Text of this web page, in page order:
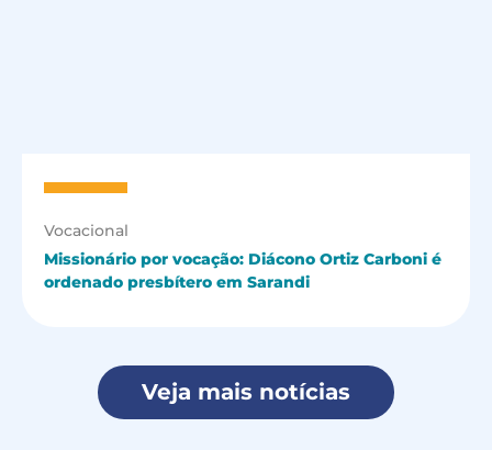
Vocacional
Missionário por vocação: Diácono Ortiz Carboni é
ordenado presbítero em Sarandi
Veja mais notícias